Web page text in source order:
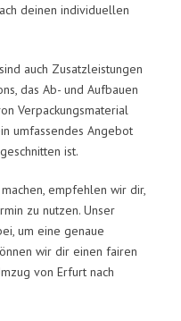
deinen individuellen
auch Zusatzleistungen
das Ab- und Aufbauen
Verpackungsmaterial
umfassendes Angebot
ist.
empfehlen wir dir,
zu nutzen. Unser
um eine genaue
wir dir einen fairen
von Erfurt nach